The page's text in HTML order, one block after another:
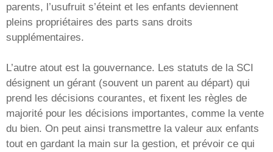
parents, l’usufruit s’éteint et les enfants deviennent
pleins propriétaires des parts sans droits
supplémentaires.
L’autre atout est la gouvernance. Les statuts de la SCI
désignent un gérant (souvent un parent au départ) qui
prend les décisions courantes, et fixent les règles de
majorité pour les décisions importantes, comme la vente
du bien. On peut ainsi transmettre la valeur aux enfants
tout en gardant la main sur la gestion, et prévoir ce qui